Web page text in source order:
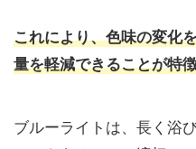
これにより、色味の変化
量を軽減できることが特
ブルーライトは、長く浴